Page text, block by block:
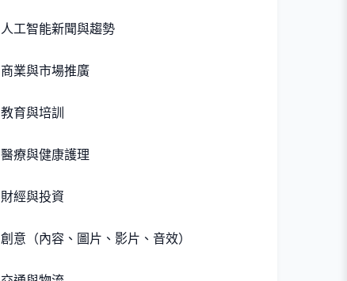
人工智能新聞與趨勢
商業與市場推廣
教育與培訓
醫療與健康護理
財經與投資
創意（內容、圖片、影片、音效）